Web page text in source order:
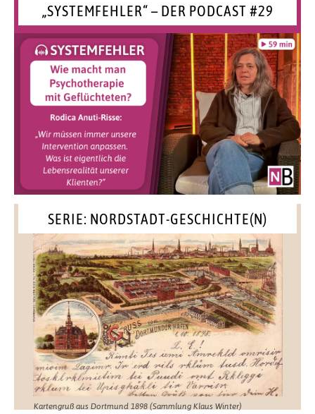
„SYSTEMFEHLER“ – DER PODCAST #29
SERIE: NORDSTADT-GESCHICHTE(N)
Kartengruß aus Dortmund 1898 (Sammlung Klaus Winter)